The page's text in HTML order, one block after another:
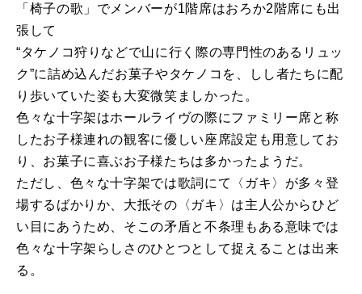
「椅子の歌」でメンバーが1階席はおろか2階席にも出
張して
“タケノコ狩りなどで山に行く際の専門性のあるリュッ
ク”に詰め込んだお菓子やタケノコを、しし者たちに配
り歩いていた姿も大変微笑ましかった。
色々な十字架はホールライヴの際にファミリー席と称
したお子様連れの観客に優しい座席設定も用意してお
り、お菓子に喜ぶお子様たちは多かったようだ。
ただし、色々な十字架では歌詞にて〈ガキ〉が多々登
場するばかりか、大抵その〈ガキ〉は主人公からひど
い目にあうため、そこの矛盾と不条理もある意味では
色々な十字架らしさのひとつとして捉えることは出来
る。